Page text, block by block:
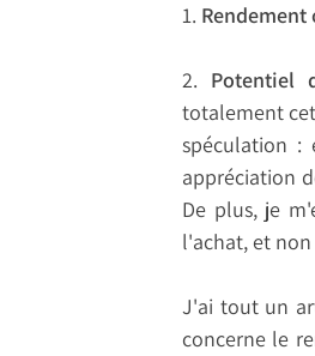
1.
2. Potentiel
totalement
spéculation :
appréciation
De plus, je
l'achat, et
J'ai tout un
concerne le